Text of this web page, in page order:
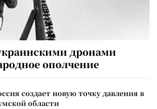
дронами
ополчение
создает новую точку давления в
области